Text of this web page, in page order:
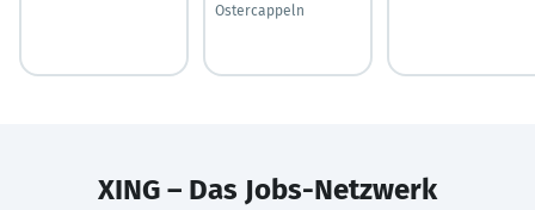
Ostercappeln
XING – Das Jobs-Netzwerk